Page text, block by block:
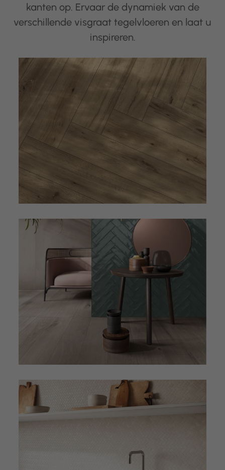
kanten op. Ervaar de dynamiek van de
verschillende visgraat tegelvloeren en laat u
inspireren.